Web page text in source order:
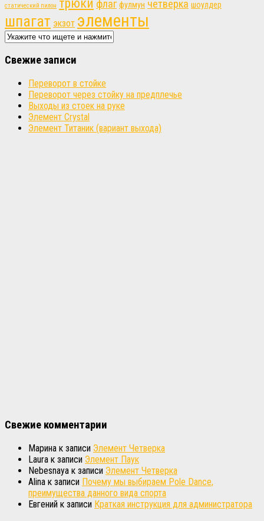
статический пилон трюки флаг фулмун четверка шоулдер
шпагат экзот элементы
Свежие записи
Переворот в стойке
Переворот через стойку на предплечье
Выходы из стоек на руке
Элемент Crystal
Элемент Титаник (вариант выхода)
Свежие комментарии
Марина к записи Элемент Четверка
Laura к записи Элемент Паук
Nebesnaya к записи Элемент Четверка
Alina к записи Почему мы выбираем Pole Dance,
преимущества данного вида спорта
Евгений к записи Краткая инструкция для администратора